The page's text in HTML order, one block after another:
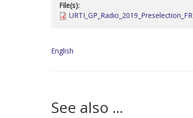
File(s):
URTI_GP_Radio_2019_Preselection_FR
English
See also ...